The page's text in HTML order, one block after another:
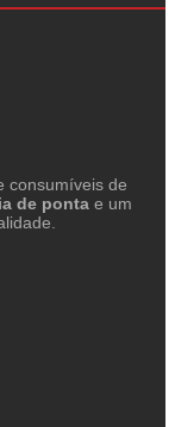
consumíveis de
de ponta e um